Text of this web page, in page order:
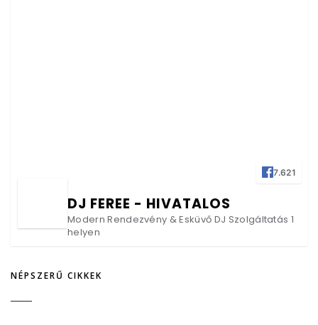
7.621
DJ FEREE - HIVATALOS
Modern Rendezvény & Esküvő DJ Szolgáltatás 1
helyen
NÉPSZERŰ CIKKEK